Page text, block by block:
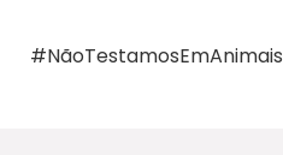
#NãoTestamosEmAnimais